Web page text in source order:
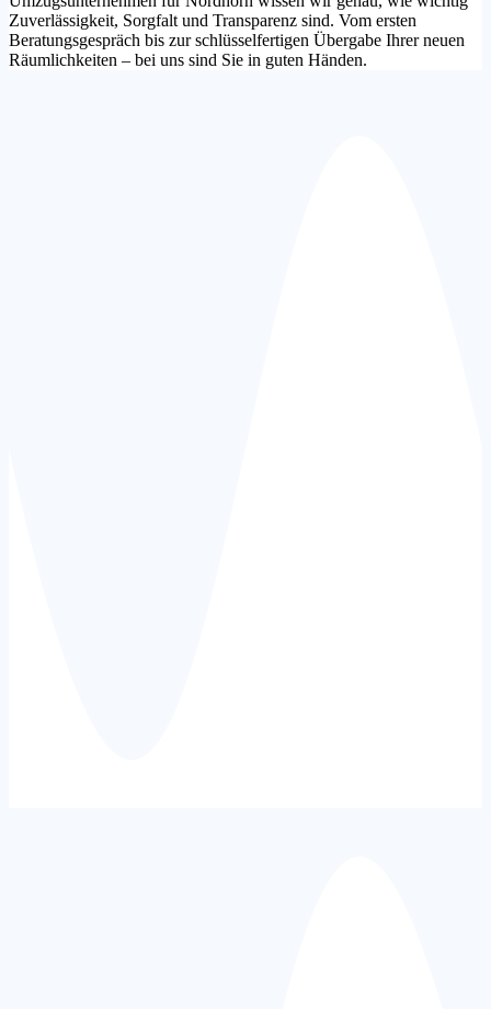
Zuverlässigkeit, Sorgfalt und Transparenz sind. Vom ersten
Beratungsgespräch bis zur schlüsselfertigen Übergabe Ihrer neuen
Räumlichkeiten – bei uns sind Sie in guten Händen.